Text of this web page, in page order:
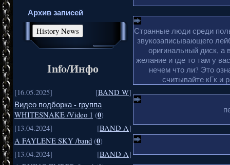
Архив записей
Info/Инфо
[16.05.2025] [BAND W]
Видео подборка - группа
WHITESNAKE /Video 1 (0)
[13.04.2024]
[BAND A]
A FAYLENE SKY /band (0)
[13.04.2024]
[BAND A]
Странные люди среди
звукозаписывающего
оригинальный диск, а
желание и где то там у
нечем что ли? Это
считывайте кГк и